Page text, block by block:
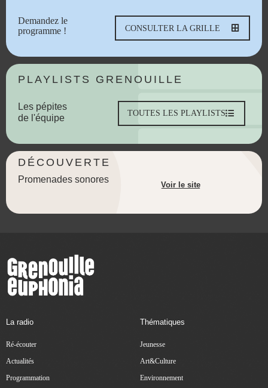
Demandez le
programme !
CONSULTER LA GRILLE
PLAYLISTS GRENOUILLE
Les pépites
de l'équipe
TOUTES LES PLAYLISTS
DÉCOUVERTE
Promenades sonores
Voir le site
La radio
Ré-écouter
Actualités
Programmation
Thématiques
Jeunesse
Art&Culture
Environnement